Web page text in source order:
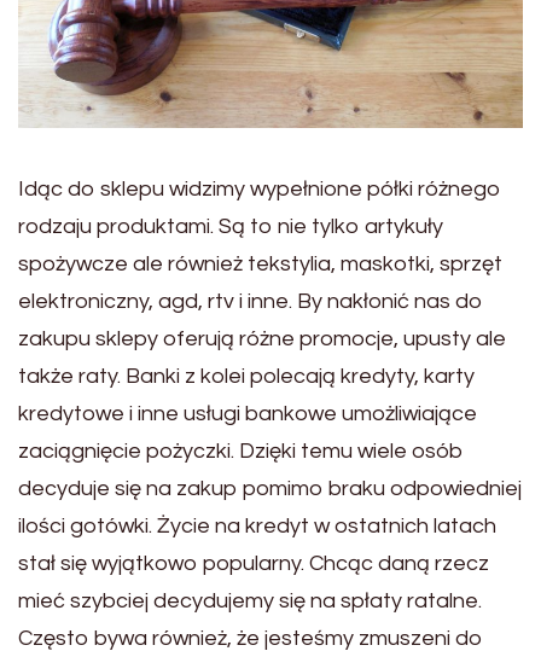
Idąc do sklepu widzimy wypełnione półki różnego
rodzaju produktami. Są to nie tylko artykuły
spożywcze ale również tekstylia, maskotki, sprzęt
elektroniczny, agd, rtv i inne. By nakłonić nas do
zakupu sklepy oferują różne promocje, upusty ale
także raty. Banki z kolei polecają kredyty, karty
kredytowe i inne usługi bankowe umożliwiające
zaciągnięcie pożyczki. Dzięki temu wiele osób
decyduje się na zakup pomimo braku odpowiedniej
ilości gotówki. Życie na kredyt w ostatnich latach
stał się wyjątkowo popularny. Chcąc daną rzecz
mieć szybciej decydujemy się na spłaty ratalne.
Często bywa również, że jesteśmy zmuszeni do